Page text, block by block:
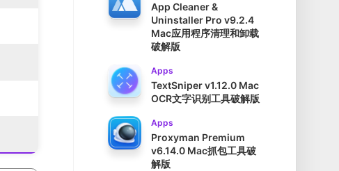
App Cleaner &
Uninstaller Pro v9.2.4
Mac应用程序清理和卸载
破解版
Apps
TextSniper v1.12.0 Mac
OCR文字识别工具破解版
Apps
Proxyman Premium
v6.14.0 Mac抓包工具破
解版